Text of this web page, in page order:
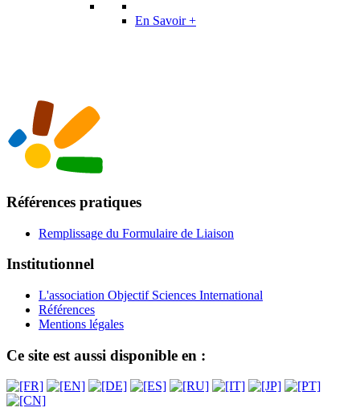
En Savoir +
Références pratiques
Remplissage du Formulaire de Liaison
Institutionnel
L'association Objectif Sciences International
Références
Mentions légales
Ce site est aussi disponible en :